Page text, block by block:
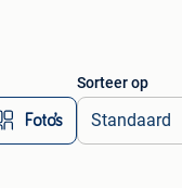
Foto’s
Sorteer op